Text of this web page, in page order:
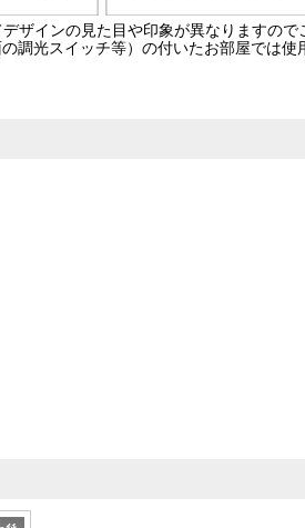
ザインの見た目や印象が異なりますので
調光スイッチ等）の付いたお部屋では使